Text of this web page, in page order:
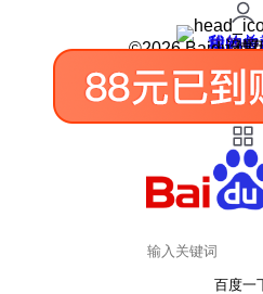
我的关
我的收
皮肤中
用户反
设置
©2026 Baidu 使
百度一